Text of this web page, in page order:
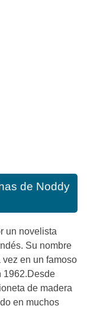
de Noddy
un novelista
Su nombre
en un famoso
1962.Desde
de madera
en muchos